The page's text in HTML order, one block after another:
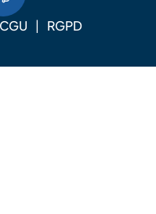
CGU RGPD